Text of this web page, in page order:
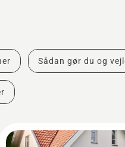
Sådan gør du og